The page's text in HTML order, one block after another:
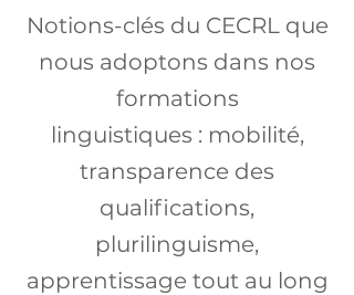
Notions-clés du CECRL que
nous adoptons dans nos
formations
linguistiques : mobilité,
transparence des
qualifications,
plurilinguisme,
apprentissage tout au long